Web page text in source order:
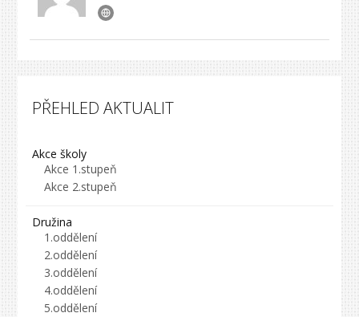
PŘEHLED AKTUALIT
Akce školy
Akce 1.stupeň
Akce 2.stupeň
Družina
1.oddělení
2.oddělení
3.oddělení
4.oddělení
5.oddělení